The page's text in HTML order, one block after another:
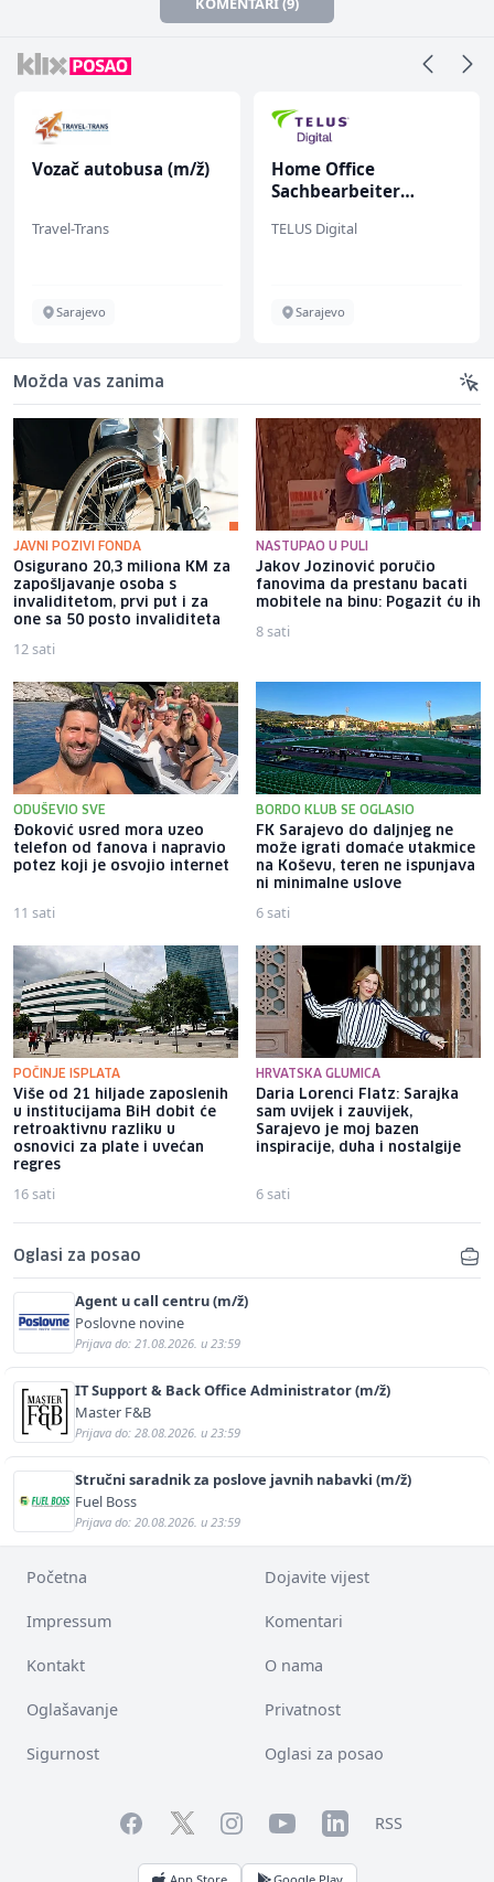
Vozač autobusa (m/ž)
Travel-Trans
Sarajevo
Home Office
Sachbearbeiter
bekannten deutschen
TELUS Digital
Sarajevo
Možda vas zanima
JAVNI POZIVI FONDA
Osigurano 20,3 miliona KM za
zapošljavanje osoba s
invaliditetom, prvi put i za
one sa 50 posto invaliditeta
12 sati
NASTUPAO U PULI
Jakov Jozinović poručio
fanovima da prestanu bacati
mobitele na binu: Pogazit ću ih
8 sati
ODUŠEVIO SVE
Đoković usred mora uzeo
telefon od fanova i napravio
potez koji je osvojio internet
11 sati
BORDO KLUB SE OGLASIO
FK Sarajevo do daljnjeg ne
može igrati domaće utakmice
na Koševu, teren ne ispunjava
ni minimalne uslove
6 sati
POČINJE ISPLATA
Više od 21 hiljade zaposlenih
u institucijama BiH dobit će
retroaktivnu razliku u
osnovici za plate i uvećan
regres
16 sati
HRVATSKA GLUMICA
Daria Lorenci Flatz: Sarajka
sam uvijek i zauvijek,
Sarajevo je moj bazen
inspiracije, duha i nostalgije
6 sati
Oglasi za posao
Agent u call centru (m/ž)
Poslovne novine
Prijava do: 21.08.2026. u 23:59
IT Support & Back Office Administrator (m/ž)
Master F&B
Prijava do: 28.08.2026. u 23:59
Stručni saradnik za poslove javnih nabavki (m/ž)
Fuel Boss
Prijava do: 20.08.2026. u 23:59
Početna Dojavite vijest
Impressum Komentari
Kontakt O nama
Oglašavanje Privatnost
Sigurnost Oglasi za posao
FacebookTwitterInstagramYouTubeLinkedInRSS